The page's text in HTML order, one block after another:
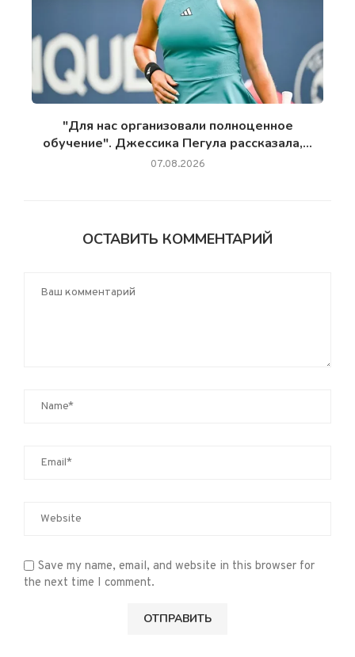
"Для нас организовали полноценное
обучение". Джессика Пегула рассказала,...
07.08.2026
ОСТАВИТЬ КОММЕНТАРИЙ
Save my name, email, and website in this browser for
the next time I comment.